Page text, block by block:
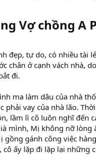
Vợ chồng A
đẹp, tự do, có nhiều tài
chân ở cạnh vách nhà,
đi.
ma làm dâu của nhà
phải vay của nhà lão.
lầm lì cô luôn nghĩ đến
mình, Mị không nỡ
gồng gánh công việc
ấy lặp đi lặp lại những